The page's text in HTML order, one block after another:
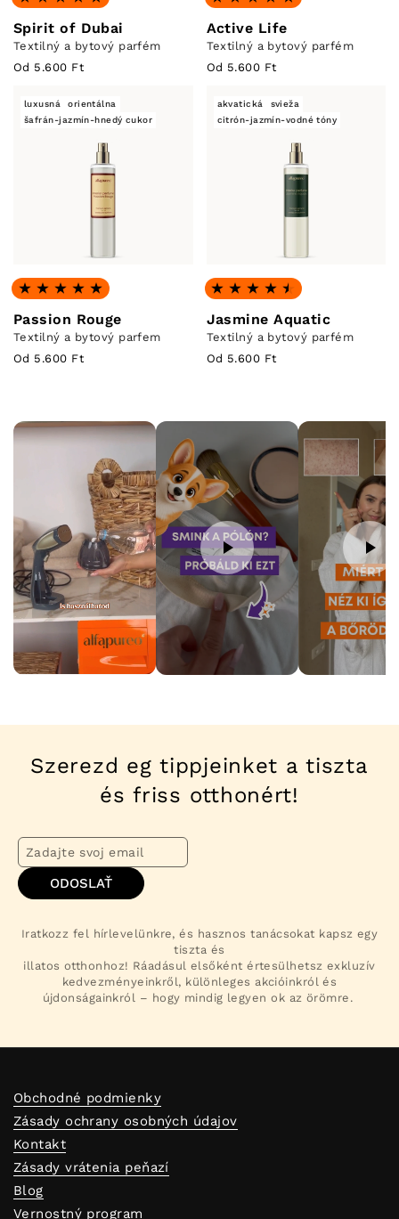
Hodnotenie: 4.8 z 5
Spirit of Dubai
Textilný a bytový parfém
Od 5.600 Ft
Hodnotenie: 5.0 z 5
Active Life
Textilný a bytový parfém
Od 5.600 Ft
luxusná
orientálna
šafrán-jazmín-hnedý cukor
Hodnotenie: 4.78 z 5
Passion Rouge
Textilný a bytový parfem
Od 5.600 Ft
akvatická
svieža
citrón-jazmín-vodné tóny
Hodnotenie: 4.7 z 5
Jasmine Aquatic
Textilný a bytový parfém
Od 5.600 Ft
Szerezd eg tippjeinket a tiszta
és friss otthonért!
ODOSLAŤ
Iratkozz fel hírlevelünkre, és hasznos tanácsokat kapsz egy
tiszta és
illatos otthonhoz! Ráadásul elsőként értesülhetsz exkluzív
kedvezményeinkről, különleges akcióinkról és
újdonságainkról – hogy mindig legyen ok az örömre.
Obchodné podmienky
Zásady ochrany osobných údajov
Kontakt
Zásady vrátenia peňazí
Blog
Vernostný program